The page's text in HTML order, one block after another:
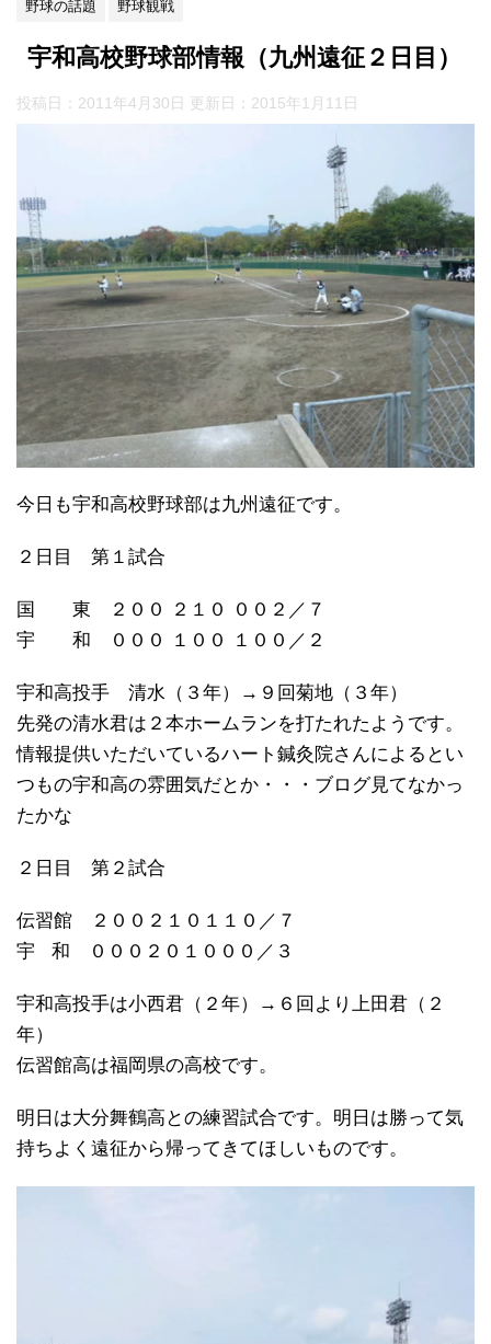
野球の話題 野球観戦
宇和高校野球部情報（九州遠征２日目）
投稿日：2011年4月30日 更新日： 2015年1月11日
今日も宇和高校野球部は九州遠征です。
２日目 第１試合
国 東 ２００ ２１０ ００２／７
宇 和 ０００ １００ １００／２
宇和高投手 清水（３年）→９回菊地（３年）
先発の清水君は２本ホームランを打たれたようです。
情報提供いただいているハート鍼灸院さんによるとい
つもの宇和高の雰囲気だとか・・・ブログ見てなかっ
たかな
２日目 第２試合
伝習館 ２００２１０１１０／７
宇 和 ０００２０１０００／３
宇和高投手は小西君（２年）→６回より上田君（２
年）
伝習館高は福岡県の高校です。
明日は大分舞鶴高との練習試合です。明日は勝って気
持ちよく遠征から帰ってきてほしいものです。